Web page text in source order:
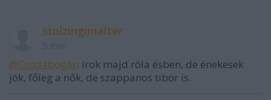
stolzingimalter
@Csodabogár: írok majd róla ésben, de énekesek
jók, főleg a nők, de szappanos tibor is.